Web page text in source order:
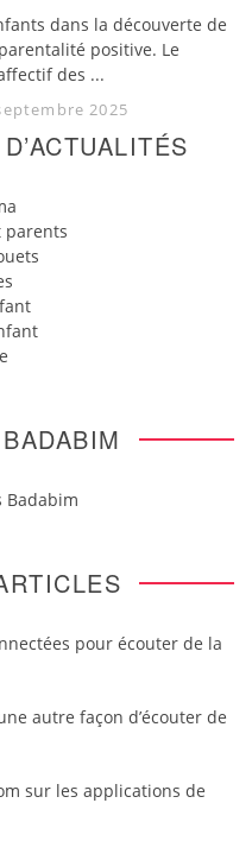
dans la découverte de
positive. Le
des ...
2025
parents
Badabim
pour écouter de la
autre façon d’écouter de
sur les applications de